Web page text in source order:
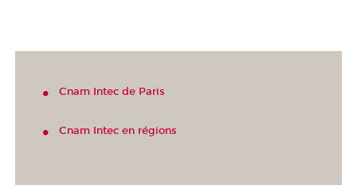
Cnam Intec de Paris
Cnam Intec en régions